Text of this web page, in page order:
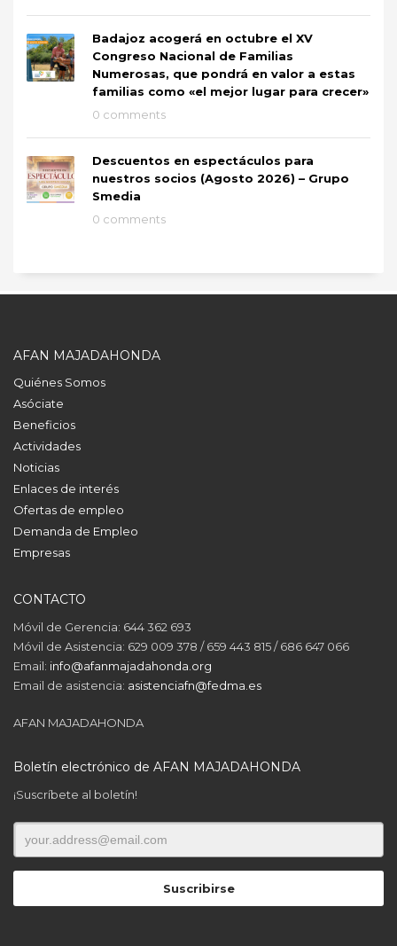
Badajoz acogerá en octubre el XV
Congreso Nacional de Familias
Numerosas, que pondrá en valor a estas
familias como «el mejor lugar para crecer»
0 comments
Descuentos en espectáculos para
nuestros socios (Agosto 2026) – Grupo
Smedia
0 comments
AFAN MAJADAHONDA
Quiénes Somos
Asóciate
Beneficios
Actividades
Noticias
Enlaces de interés
Ofertas de empleo
Demanda de Empleo
Empresas
CONTACTO
Móvil de Gerencia: 644 362 693
Móvil de Asistencia: 629 009 378 / 659 443 815 / 686 647 066
Email: info@afanmajadahonda.org
Email de asistencia: asistenciafn@fedma.es
AFAN MAJADAHONDA
Boletín electrónico de AFAN MAJADAHONDA
¡Suscríbete al boletín!